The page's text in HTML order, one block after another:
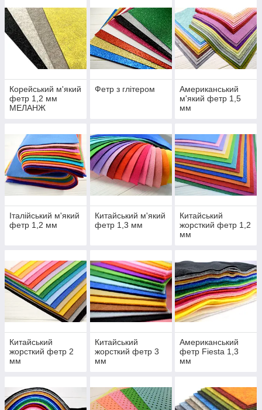
Корейський м'який
фетр 1,2 мм
МЕЛАНЖ
Фетр з глітером
Американський
м'який фетр 1,5
мм
Італійський м'який
фетр 1,2 мм
Китайський м'який
фетр 1,3 мм
Китайський
жорсткий фетр 1,2
мм
Китайський
жорсткий фетр 2
мм
Китайський
жорсткий фетр 3
мм
Американський
фетр Fiesta 1,3
мм